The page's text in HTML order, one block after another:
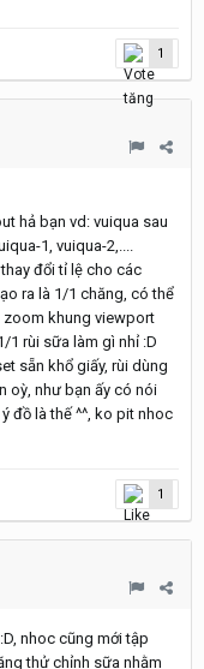
1
hả bạn vd: vuiqua sau
1, vuiqua-2,....
đổi tỉ lệ cho các
ra là 1/1 chăng, có thể
zoom khung viewport
1 rùi sữa làm gì nhỉ :D
sẵn khổ giấy, rùi dùng
oỳ, như bạn ấy có nói
đồ là thế ^^, ko pit nhoc
1
nhoc cũng mới tập
thử chỉnh sữa nhằm